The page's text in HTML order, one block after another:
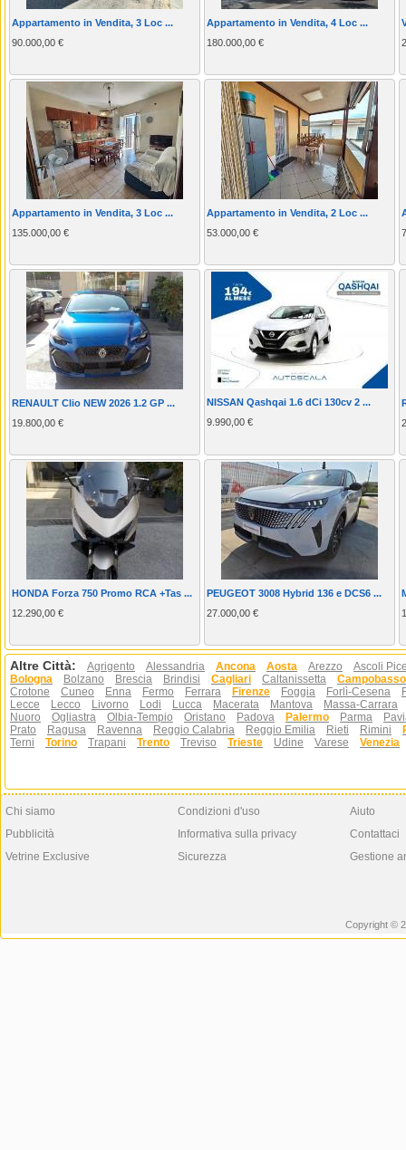
Appartamento in Vendita, 3 Loc ...
90.000,00 €
Appartamento in Vendita, 4 Loc ...
180.000,00 €
Appartamento in Vendita, 3 Loc ...
135.000,00 €
Appartamento in Vendita, 2 Loc ...
53.000,00 €
RENAULT Clio NEW 2026 1.2 GP ...
19.800,00 €
NISSAN Qashqai 1.6 dCi 130cv 2 ...
9.990,00 €
HONDA Forza 750 Promo RCA +Tas ...
12.290,00 €
PEUGEOT 3008 Hybrid 136 e DCS6 ...
27.000,00 €
Altre Città: Agrigento Alessandria Ancona Aosta Arezzo
Ascoli
Bologna
Bolzano Brescia Brindisi Cagliari Caltanissetta
Campobasso
Crotone
Cuneo Enna Fermo Ferrara Firenze Foggia Forlì-Cesena
Lecce
Lecco Livorno Lodi Lucca Macerata Mantova
Massa-Carrara
Nuoro
Ogliastra Olbia-Tempio Oristano Padova Palermo Parma
Prato
Ragusa Ravenna Reggio Calabria Reggio Emilia Rieti Rimini
Terni
Torino Trapani Trento Treviso Trieste Udine Varese Venezia
Chi siamo
Pubblicità
Vetrine Exclusive
Condizioni d'uso
Informativa sulla privacy
Sicurezza
Aiuto
Contattaci
Gestione
Copyright ©